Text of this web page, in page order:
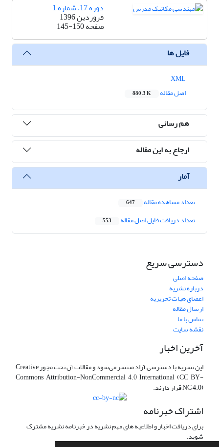
دوره 17، شماره 1
فروردین 1396
صفحه145-150
فایل ها
اصل مقاله
880.3 K
هم رسانی
ارجاع به این مقاله
آمار
تعداد مشاهده مقاله 647
تعداد دریافت فایل اصل مقاله 553
دسترسی سریع
صفحه اصلی
درباره نشریه
اعضای هیات تحریریه
ارسال مقاله
تماس با ما
نقشه سایت
آخرین اخبار
این نشریه با دسترسی آزاد منتشر می‌شود و مقالات آن تحت مجوز Creative
Commons Attribution-NonCommercial 4.0 International (CC BY-
NC 4.0) قرار دارند.
اشتراک خبرنامه
برای دریافت اخبار و اطلاعیه های مهم نشریه در خبرنامه نشریه مشترک
شوید.